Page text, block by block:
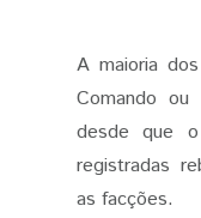
A maioria
Comando ou
desde que
registradas
as facções.